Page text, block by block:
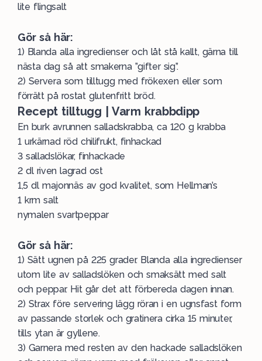
lite flingsalt
Gör så här:
1) Blanda alla ingredienser och låt stå kallt, gärna till
nästa dag så att smakerna ”gifter sig”.
2) Servera som tilltugg med frökexen eller som
förrätt på rostat glutenfritt bröd.
Recept tilltugg | Varm krabbdipp
En burk avrunnen salladskrabba, ca 120 g krabba
1 urkärnad röd chilifrukt, finhackad
3 salladslökar, finhackade
2 dl riven lagrad ost
1,5 dl majonnäs av god kvalitet, som Hellman’s
1 krm salt
nymalen svartpeppar
Gör så här:
1) Sätt ugnen på 225 grader. Blanda alla ingredienser
utom lite av salladslöken och smaksätt med salt
och peppar. Hit går det att förbereda dagen innan.
2) Strax före servering lägg röran i en ugnsfast form
av passande storlek och gratinera cirka 15 minuter,
tills ytan är gyllene.
3) Garnera med resten av den hackade salladslöken